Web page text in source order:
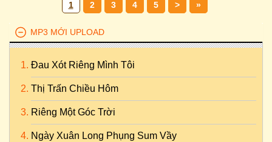
1 2 3 4 5 > »
MP3 MỚI UPLOAD
Đau Xót Riêng Mình Tôi
Thị Trấn Chiều Hôm
Riêng Một Góc Trời
Ngày Xuân Long Phụng Sum Vầy